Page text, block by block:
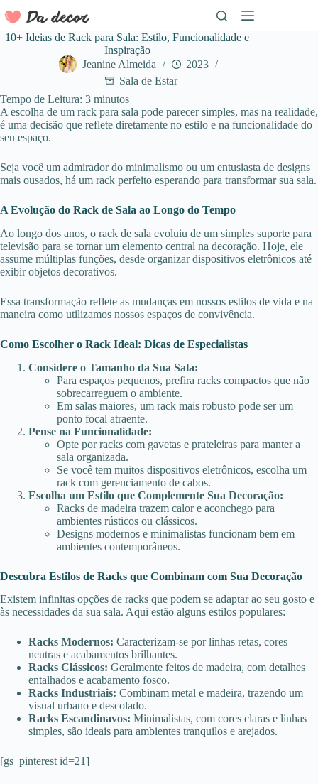
para
conteúdo
10+ Ideias de Rack para Sala: Estilo, Funcionalidade e
Inspiração
Jeanine Almeida
2023
Sala de Estar
Tempo de Leitura: 3 minutos
A escolha de um rack para sala pode parecer simples, mas na realidade,
é uma decisão que reflete diretamente no estilo e na funcionalidade do
seu espaço.
Seja você um admirador do minimalismo ou um entusiasta de designs
mais ousados, há um rack perfeito esperando para transformar sua sala.
A Evolução do Rack de Sala ao Longo do Tempo
Ao longo dos anos, o rack de sala evoluiu de um simples suporte para
televisão para se tornar um elemento central na decoração. Hoje, ele
assume múltiplas funções, desde organizar dispositivos eletrônicos até
exibir objetos decorativos.
Essa transformação reflete as mudanças em nossos estilos de vida e na
maneira como utilizamos nossos espaços de convivência.
Como Escolher o Rack Ideal: Dicas de Especialistas
Considere o Tamanho da Sua Sala:
Para espaços pequenos, prefira racks compactos que não
sobrecarreguem o ambiente.
Em salas maiores, um rack mais robusto pode ser um
ponto focal atraente.
Pense na Funcionalidade:
Opte por racks com gavetas e prateleiras para manter a
sala organizada.
Se você tem muitos dispositivos eletrônicos, escolha um
rack com gerenciamento de cabos.
Escolha um Estilo que Complemente Sua Decoração:
Racks de madeira trazem calor e aconchego para
ambientes rústicos ou clássicos.
Designs modernos e minimalistas funcionam bem em
ambientes contemporâneos.
Descubra Estilos de Racks que Combinam com Sua Decoração
Existem infinitas opções de racks que podem se adaptar ao seu gosto e
às necessidades da sua sala. Aqui estão alguns estilos populares:
Racks Modernos: Caracterizam-se por linhas retas, cores
neutras e acabamentos brilhantes.
Racks Clássicos: Geralmente feitos de madeira, com detalhes
entalhados e acabamento fosco.
Racks Industriais: Combinam metal e madeira, trazendo um
visual urbano e descolado.
Racks Escandinavos: Minimalistas, com cores claras e linhas
simples, são ideais para ambientes tranquilos e arejados.
[gs_pinterest id=21]